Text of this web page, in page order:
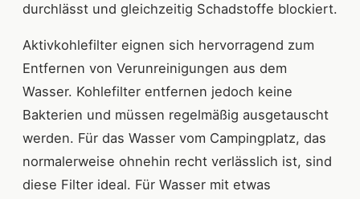
durchlässt und gleichzeitig Schadstoffe blockiert.
Aktivkohlefilter eignen sich hervorragend zum
Entfernen von Verunreinigungen aus dem
Wasser. Kohlefilter entfernen jedoch keine
Bakterien und müssen regelmäßig ausgetauscht
werden. Für das Wasser vom Campingplatz, das
normalerweise ohnehin recht verlässlich ist, sind
diese Filter ideal. Für Wasser mit etwas